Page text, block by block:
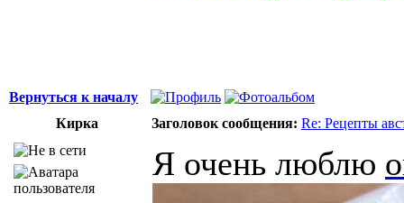
Вернуться к началу
Кирка
Заголовок сообщения: Re: Рецепты
Я очень люблю